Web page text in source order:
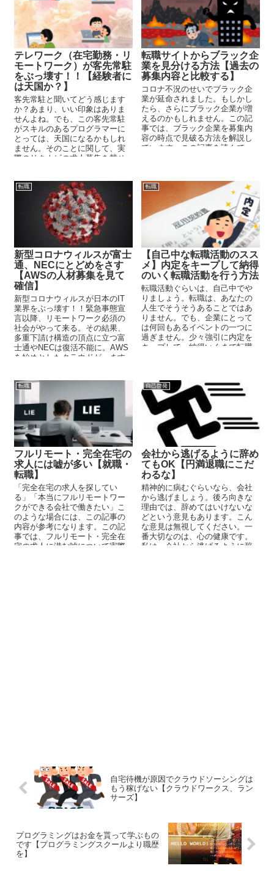
テレワーク（在宅勤務・リ
モートワーク）が客先常駐
をぶっ壊す！！【経験者に
は天国か？】
客先常駐と聞いてどう感じます
か？あまり、いい印象はありま
せんよね。でも、この客先常駐
がスキルのあるプログラマーに
とっては、天国になるかもしれ
ません。そのことに関して、実
際のリクナビの求人募集を載せ
の活躍できる場所ができたと思
転職サイトからブラック企
業を見分ける方法【過去の
募集内容と比較する】
コロナ不況のせいでブラック企
業が延命されました。もしかし
たら、さらにブラック企業が増
えるのかもしれません。この記
事では、ブラック企業を募集内
容の時点で見破る方法を解説し
ています。この記事を読んで、
転職
新型コロナウィルスが富士
通、NECにとどめをさす
【AWSの人材募集を見て
確信】
新型コロナウィルスが日本のIT
業界をぶっ壊す！！緊急事態宣
言以降、リモートワーク必須の
社会がやって来る。その結果、
多重下請け構造の頂点に立つ富
士通やNECは復活不能に。AWS
を始めとしたクラウドが、ます
転職
【自己中な転職活動のスス
メ】内定をキープして納得
のいく転職活動を行う方法
転職活動ぐらいは、自己中でや
りましょう。転職は、あなたの
人生でそうそうあることではあ
りません。でも、企業にとって
は何回もあるイベントの一つに
過ぎません。少々強引に内定を
キープして、納得いくまで転職
転職
フルリモート・完全在宅の
求人には嘘が多い【就職・
転職】
「完全在宅の求人を探してい
る」「本当にフルリモートワー
クができる会社で働きたい」こ
のような場合には、この記事の
内容が参考になります。この記
事では、フルリモート・完全在
宅の求人に潜む嘘について実際
自己啓発
会社から逃げるように辞め
てもOK【円満退職にこだ
わるな】
精神的に病むぐらいなら、会社
から逃げましょう。後ろ向きな
理由では、辞めてはいけないな
どという意見もあります。こん
な意見は無視してください。一
番大切なのは、心の健康です。
私は、会社から逃げるように辞
自宅待機が原因でクラウドソーシングは
もう稼げない【クラウドワークス、ラン
サーズ】
プログラミングはお金を貰って学ぶもの
です【プログラミングスクールより職歴
を】